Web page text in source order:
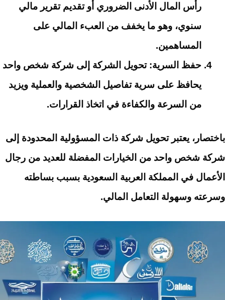
رأس المال الأدنى الضروري أو تقديم تقرير مالي
سنوي، وهو ما يخفف من العبء المالي على
المساهمين.
حفظ السرية: تحويل الشركة إلى شركة شخص واحد
يحافظ على سرية تفاصيل الشخصية والعملية ويزيد
من السرعة والكفاءة في اتخاذ القرارات.
باختصار، يعتبر تحويل شركة ذات المسؤولية المحدودة إلى
شركة شخص واحد من الخيارات المفضلة للعديد من رجال
الأعمال في المملكة العربية السعودية بسبب بساطته
وسرعته وسهولة التعامل المالي.